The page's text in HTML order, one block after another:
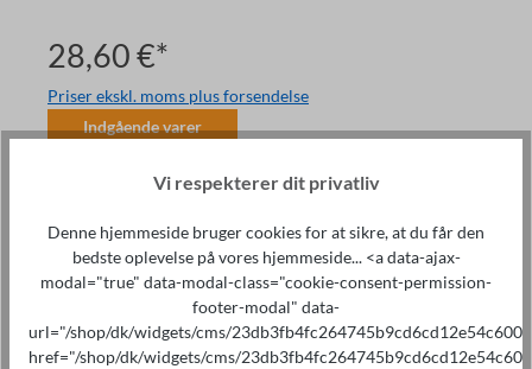
28,60 €*
Priser ekskl. moms plus forsendelse
Indgående varer
Vi respekterer dit privatliv
Denne hjemmeside bruger cookies for at sikre, at du får den
bedste oplevelse på vores hjemmeside... <a data-ajax-
modal="true" data-modal-class="cookie-consent-permission-
footer-modal" data-
url="/shop/dk/widgets/cms/23db3fb4fc264745b9cd6cd12e54c600"
href="/shop/dk/widgets/cms/